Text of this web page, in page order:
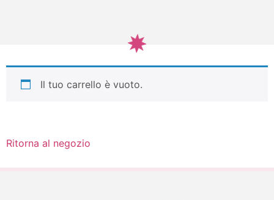
Il tuo carrello è vuoto.
Ritorna al negozio